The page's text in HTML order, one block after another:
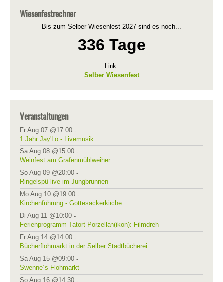
Wiesenfestrechner
Bis zum Selber Wiesenfest 2027 sind es noch...
336 Tage
Link:
Selber Wiesenfest
Veranstaltungen
Fr Aug 07 @17:00 -
1 Jahr Jay'Lo - Livemusik
Sa Aug 08 @15:00 -
Weinfest am Grafenmühlweiher
So Aug 09 @20:00 -
Ringelspü live im Jungbrunnen
Mo Aug 10 @19:00 -
Kirchenführung - Gottesackerkirche
Di Aug 11 @10:00 -
Ferienprogramm Tatort Porzellan(ikon): Filmdreh
Fr Aug 14 @14:00 -
Bücherflohmarkt in der Selber Stadtbücherei
Sa Aug 15 @09:00 -
Swenne´s Flohmarkt
So Aug 16 @14:30 -